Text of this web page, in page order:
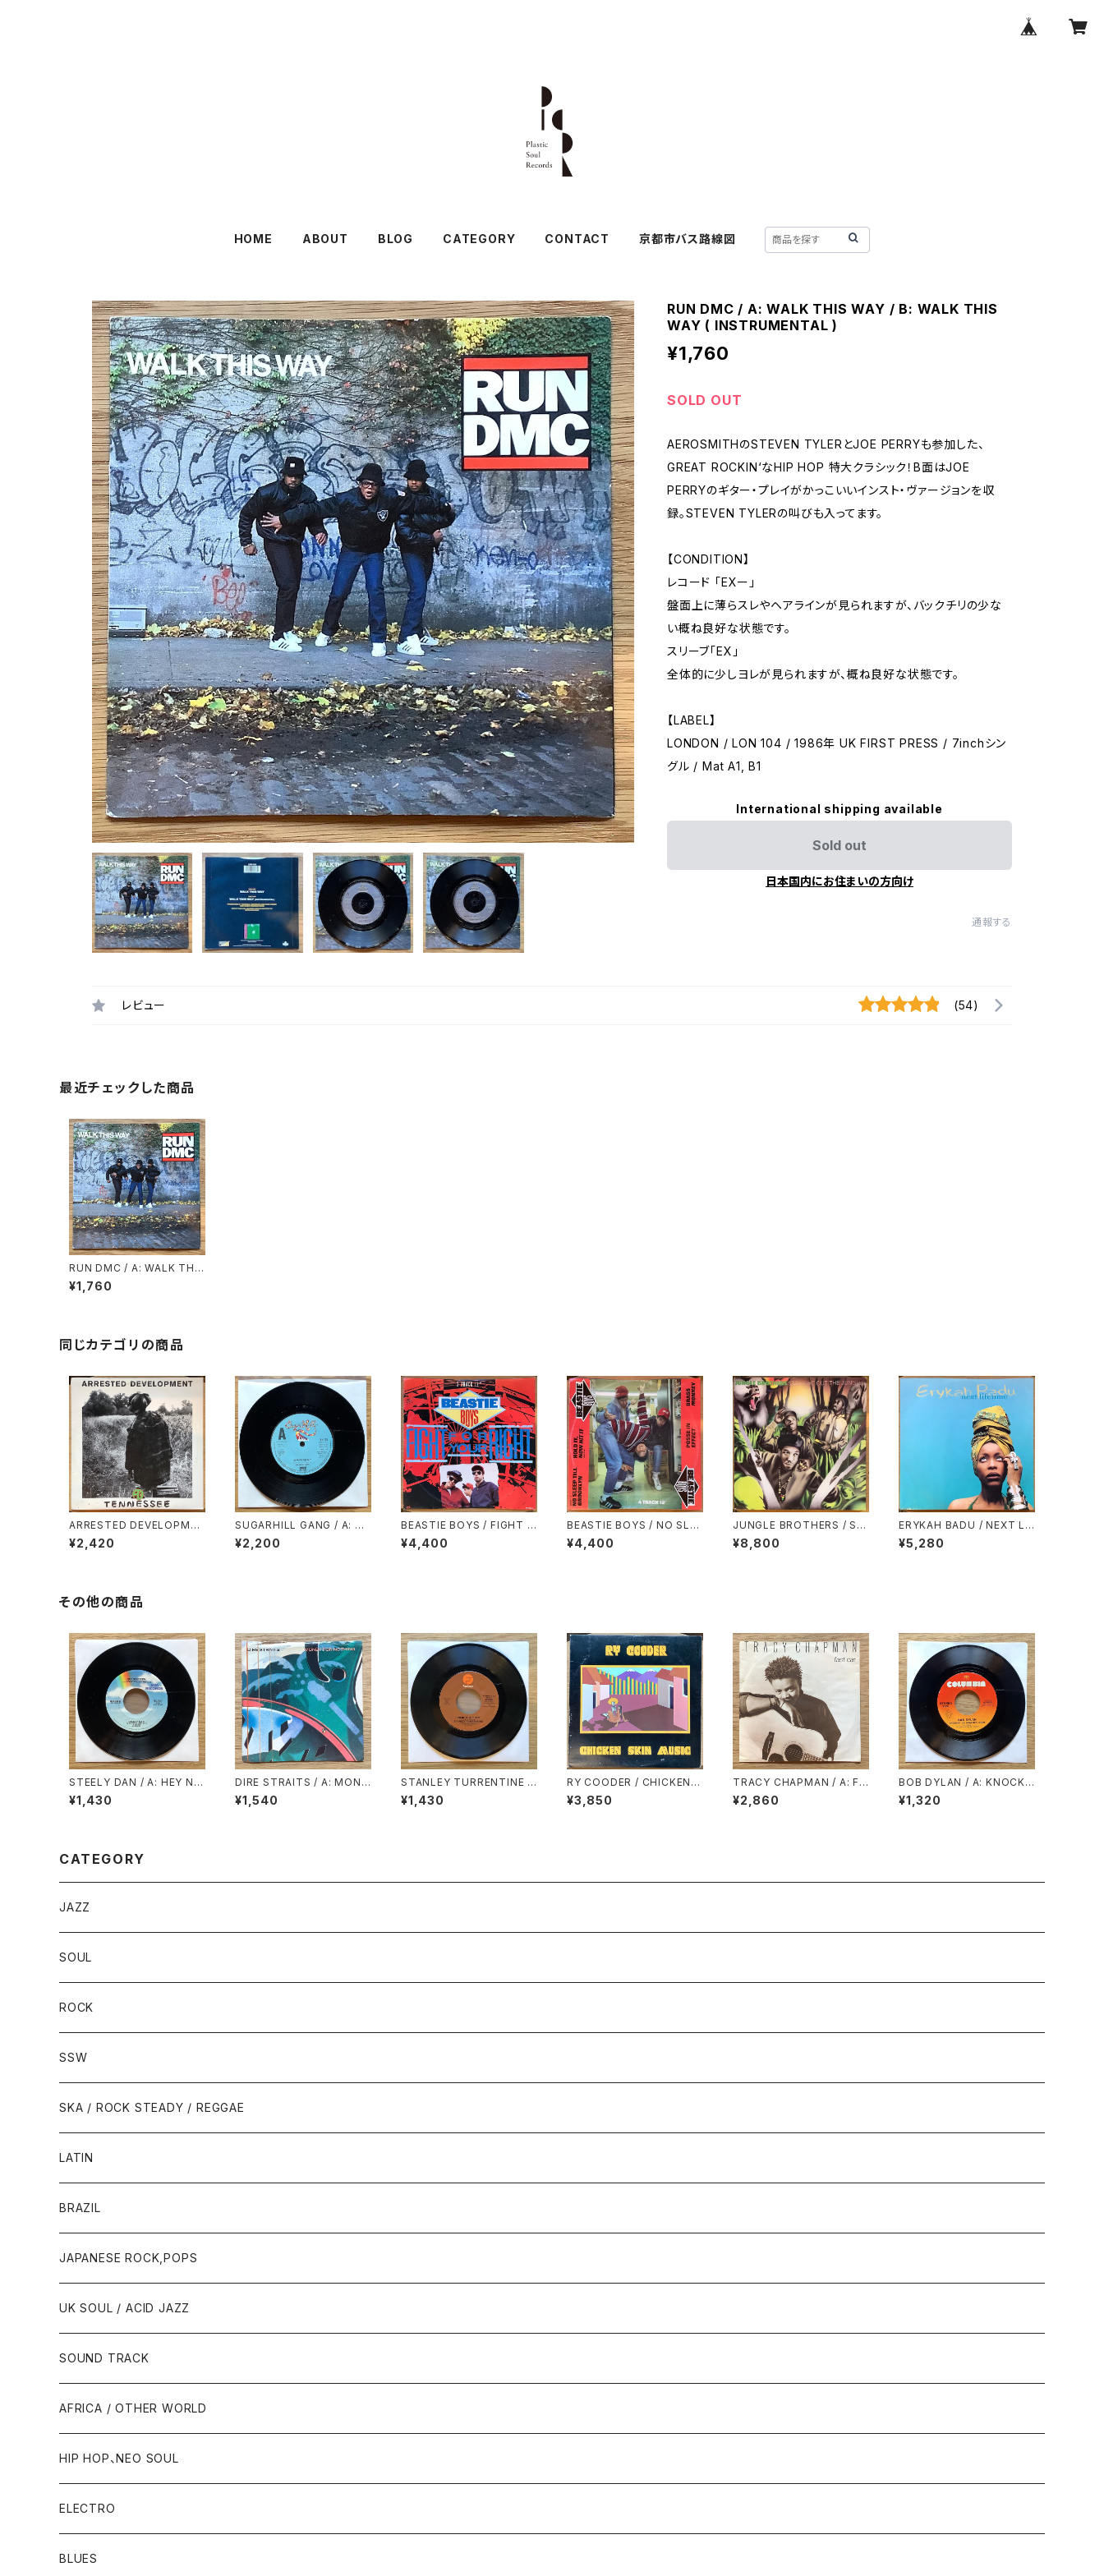
HOME ABOUT BLOG CATEGORY CONTACT 京都市バス路線図
RUN DMC / A: WALK THIS WAY / B: WALK THIS
WAY ( INSTRUMENTAL )
¥1,760
SOLD OUT
AEROSMITHのSTEVEN TYLERとJOE PERRYも参加した、
GREAT ROCKIN‘なHIP HOP 特大クラシック！B面はJOE
PERRYのギター・プレイがかっこいいインスト・ヴァージョンを収
録。STEVEN TYLERの叫びも入ってます。
【CONDITION】
レコード 「EXー」
盤面上に薄らスレやヘアラインが見られますが、バックチリの少な
い概ね良好な状態です。
スリーブ「EX」
全体的に少しヨレが見られますが、概ね良好な状態です。
【LABEL】
LONDON / LON 104 / 1986年 UK FIRST PRESS / 7inchシン
グル / Mat A1, B1
International shipping available
Sold out
日本国内にお住まいの方向け
通報する
レビュー (54)
最近チェックした商品
RUN DMC / A: WALK THIS
WAY / B: WALK THIS WAY
( INSTRUMENTAL )
¥1,760
同じカテゴリの商品
ARRESTED DEVELOPMEN
T / TENNESSEE
¥2,420
SUGARHILL GANG / A: RA
PPER’S DELIGHT / B: RAP
PER’S DELIGHT
¥2,200
BEASTIE BOYS / FIGHT F
OR YOUR RIGHT
¥4,400
BEASTIE BOYS / NO SLEE
P TILL BROOKLYN
¥4,400
JUNGLE BROTHERS / ST
RAIGHT OUT THE JUNGL
E
¥8,800
ERYKAH BADU / NEXT LIF
ETIME
¥5,280
その他の商品
STEELY DAN / A: HEY NIN
ETEEN / B: BODHISATTV
A
¥1,430
DIRE STRAITS / A: MONE
Y FOR NOTHING / B: LOV
E OVER GOLD (LIVE)
¥1,540
STANLEY TURRENTINE /
A: EVIL WAYS / B: LOVE H
ANGOVER
¥1,430
RY COODER / CHICKEN S
KIN MUSIC
¥3,850
TRACY CHAPMAN / A: FA
ST CAR / B: FOR YOU
¥2,860
BOB DYLAN / A: KNOCKI
N’ ON HEAVEN’S DOOR /
B: TURKEY CHASE
¥1,320
CATEGORY
JAZZ
SOUL
ROCK
SSW
SKA / ROCK STEADY / REGGAE
LATIN
BRAZIL
JAPANESE ROCK,POPS
UK SOUL / ACID JAZZ
SOUND TRACK
AFRICA / OTHER WORLD
HIP HOP、NEO SOUL
ELECTRO
BLUES